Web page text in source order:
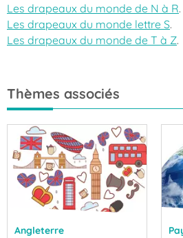
Les drapeaux du monde de N à R.
Les drapeaux du monde lettre S.
Les drapeaux du monde de T à Z.
Thèmes associés
Angleterre